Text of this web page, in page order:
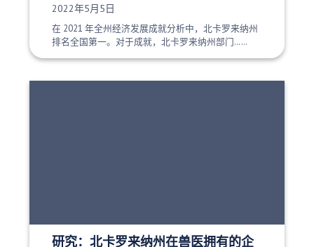
发布日期：
2022年5月5日
在 2021 年全州经济发展成就分析中，北卡罗来纳州
排名全国第一。对于成就，北卡罗来纳州部门……
研究：北卡罗来纳州在兽医拥有的企